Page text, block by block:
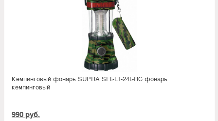
Кемпинговый фонарь SUPRA SFL-LT-24L-RC фонарь
кемпинговый
990 руб.